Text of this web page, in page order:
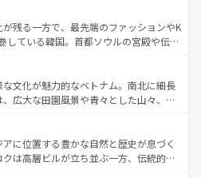
ィも充実しており、サーフィンやダイ
など、アウトドア好きにはたまらな
の多彩な魅力を存分に味わいつくそ
地帯である台湾東部など、都市の喧騒
存しており、訪れる人に新しい発見と
れる。また、奥深い台湾の食文化も魅
スイーツなど、バラエティ豊かな料理
える。 なお、新着の台湾情報は コンテンツ一覧を参
残る一方で、最先端のファッションやK
している韓国。首都ソウルの宮殿や伝統
せば四季折々の自然美を楽しむことが
ムチや焼肉、絶品のストリートフード
韓国料理が待っている。夜には、韓国な
ら、韓国の多彩な魅力を心ゆくまで味
わってみてほしい。 なお、新着の韓国情報はコンテンツ一
い。
文化が魅力的なベトナム。南北に細長
、広大な田園風景や青々とした山々、世
統が息づく。ハノイの古い町並みやホ
ス統治時代の建物も、独特の雰囲気を
た、バラエティの豊かさとおいしさで
に位置する豊かな自然と歴史が息づく
は高層ビルが立ち並ぶ一方、伝統的な